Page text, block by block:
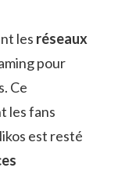
les réseaux
pour
Ce
les fans
est resté